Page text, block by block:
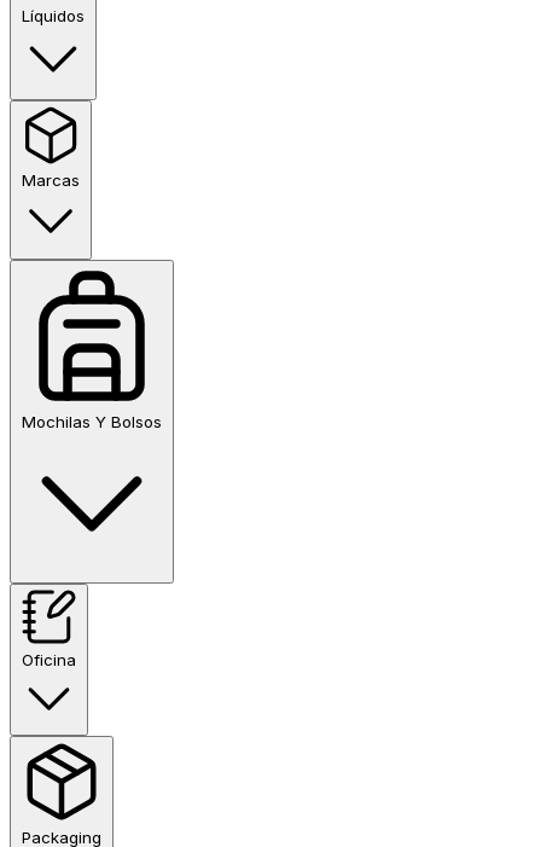
Líquidos
Marcas
Mochilas Y Bolsos
Oficina
Packaging